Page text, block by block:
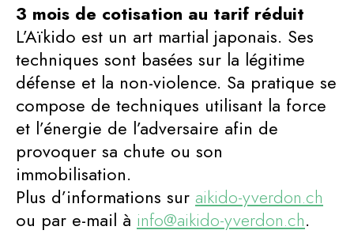
3 mois de cotisation au tarif réduit
L’Aïkido est un art martial japonais. Ses
techniques sont basées sur la légitime
défense et la non-violence. Sa pratique se
compose de techniques utilisant la force
et l’énergie de l’adversaire afin de
provoquer sa chute ou son
immobilisation.
Plus d’informations sur aikido-yverdon.ch
ou par e-mail à info@aikido-yverdon.ch.